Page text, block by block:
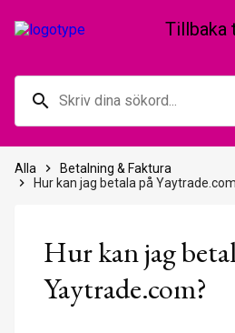
search
Tillbaka
Alla keyboard_arrow_right
Betalning & Faktura
keyboard_arrow_right
Hur kan jag betala på
Hur kan jag
Yaytrade.com?